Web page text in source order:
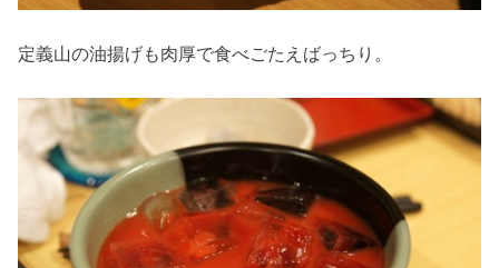
定義山の油揚げも肉厚で食べごたえばっちり。